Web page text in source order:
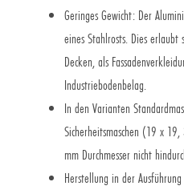
Geringes Gewicht: Der
eines Stahlrosts. Dies
Decken, als
Industriebodenbelag.
In den Varianten
Sicherheitsmaschen (19 x
mm Durchmesser nicht
Herstellung in der